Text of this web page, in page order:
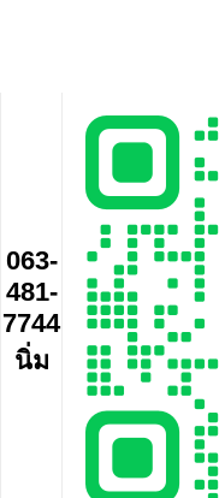
063-
481-
7744
นิ่ม